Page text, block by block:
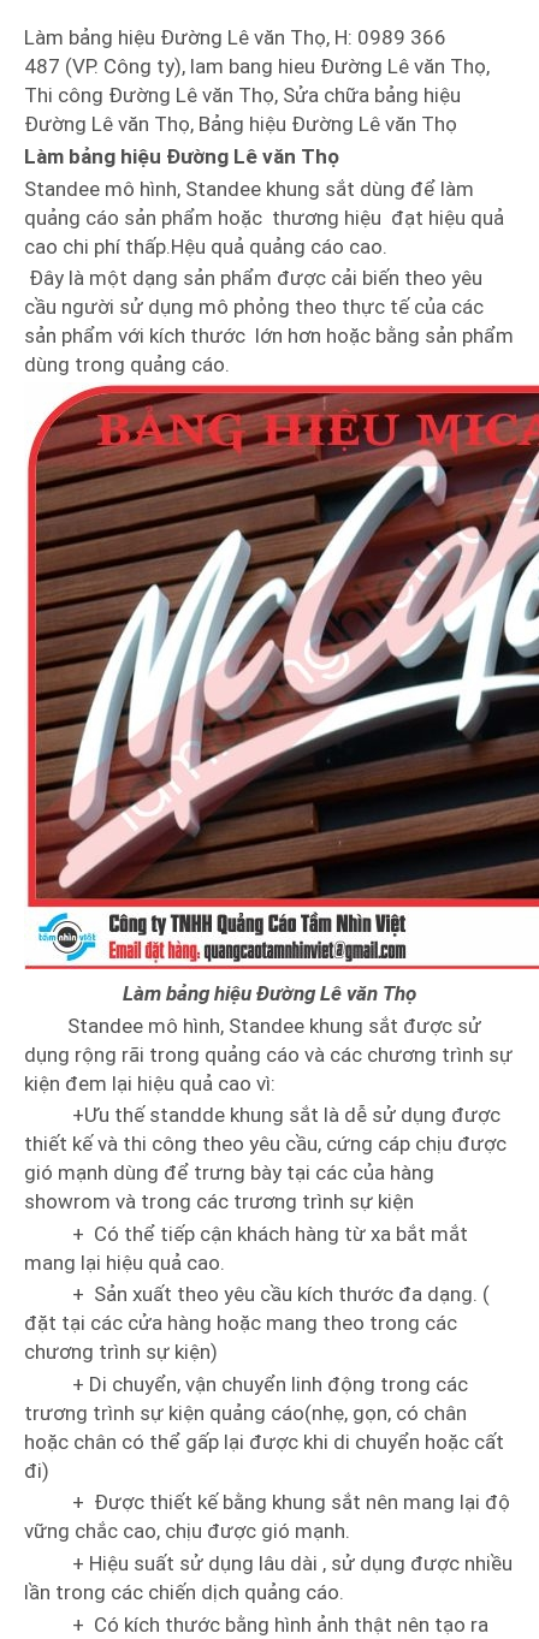
Làm bảng hiệu Đường Lê văn Thọ, H: 0989 366
487 (VP. Công ty), lam bang hieu Đường Lê văn Thọ,
Thi công Đường Lê văn Thọ, Sửa chữa bảng hiệu
Đường Lê văn Thọ, Bảng hiệu Đường Lê văn Thọ
Làm bảng hiệu Đường Lê văn Thọ
Standee mô hình, Standee khung sắt dùng để làm
quảng cáo sản phẩm hoặc thương hiệu đạt hiệu quả
cao chi phí thấp.Hệu quả quảng cáo cao.
Đây là một dạng sản phẩm được cải biến theo yêu
cầu người sử dụng mô phỏng theo thực tế của các
sản phẩm với kích thước lớn hơn hoặc bằng sản phẩm
dùng trong quảng cáo.
Làm bảng hiệu Đường Lê văn Thọ
Standee mô hình, Standee khung sắt được sử
dụng rộng rãi trong quảng cáo và các chương trình sự
kiện đem lại hiệu quả cao vì:
+Ưu thế standde khung sắt là dễ sử dụng được
thiết kế và thi công theo yêu cầu, cứng cáp chịu được
gió mạnh dùng để trưng bày tại các của hàng
showrom và trong các trương trình sự kiện
+ Có thể tiếp cận khách hàng từ xa bắt mắt
mang lại hiệu quả cao.
+ Sản xuất theo yêu cầu kích thước đa dạng. (
đặt tại các cửa hàng hoặc mang theo trong các
chương trình sự kiện)
+ Di chuyển, vận chuyển linh động trong các
trương trình sự kiện quảng cáo(nhẹ, gọn, có chân
hoặc chân có thể gấp lại được khi di chuyển hoặc cất
đi)
+ Được thiết kế bằng khung sắt nên mang lại độ
vững chắc cao, chịu được gió mạnh.
+ Hiệu suất sử dụng lâu dài , sử dụng được nhiều
lần trong các chiến dịch quảng cáo.
+ Có kích thước bằng hình ảnh thật nên tạo ra